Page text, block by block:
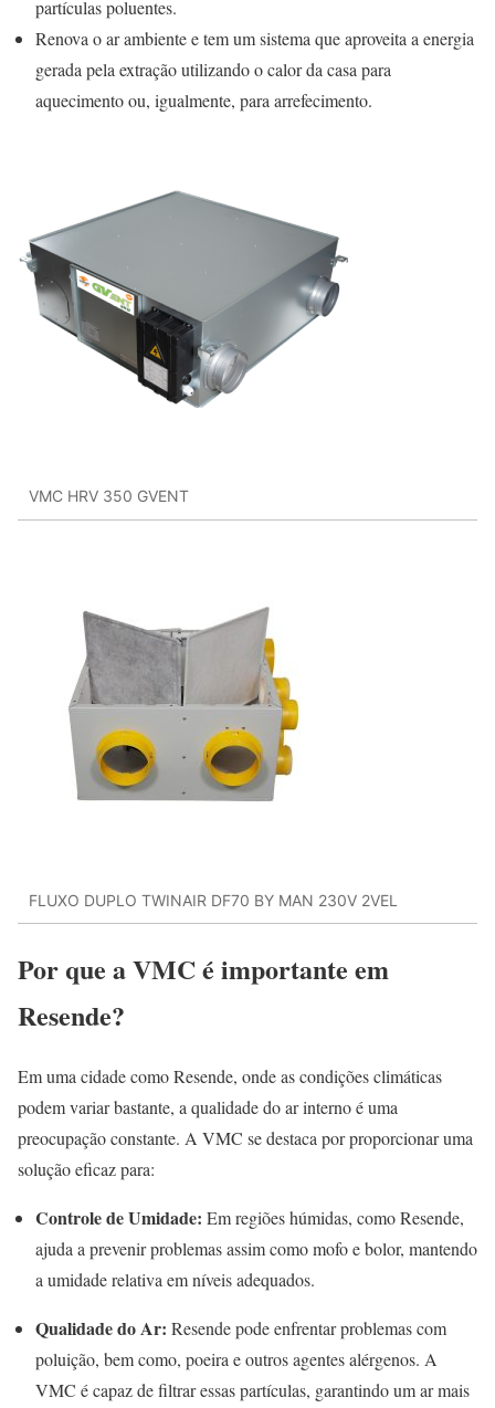
partículas poluentes.
Renova o ar ambiente e tem um sistema que aproveita a energia
gerada pela extração utilizando o calor da casa para
aquecimento ou, igualmente, para arrefecimento.
VMC HRV 350 GVENT
FLUXO DUPLO TWINAIR DF70 BY MAN 230V 2VEL
Por que a VMC é importante em
Resende?
Em uma cidade como Resende, onde as condições climáticas
podem variar bastante, a qualidade do ar interno é uma
preocupação constante. A VMC se destaca por proporcionar uma
solução eficaz para:
Controle de Umidade: Em regiões húmidas, como Resende,
ajuda a prevenir problemas assim como mofo e bolor, mantendo
a umidade relativa em níveis adequados.
Qualidade do Ar: Resende pode enfrentar problemas com
poluição, bem como, poeira e outros agentes alérgenos. A
VMC é capaz de filtrar essas partículas, garantindo um ar mais